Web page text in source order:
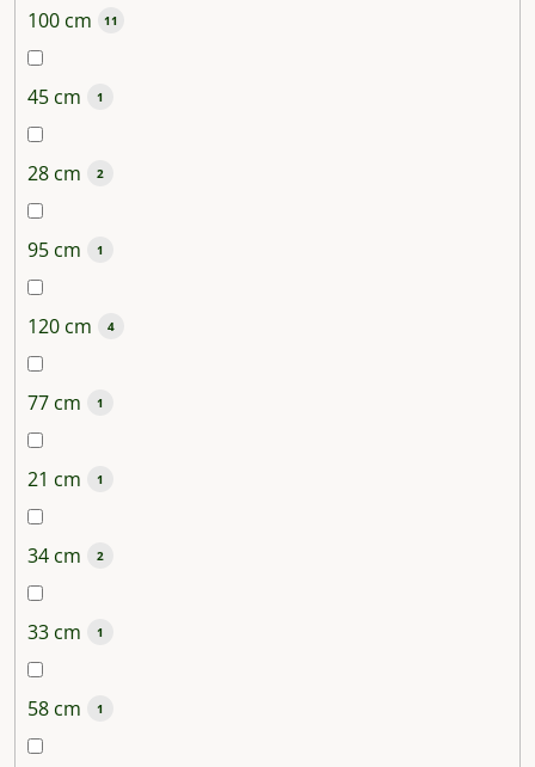
100 cm 11
45 cm 1
28 cm 2
95 cm 1
120 cm 4
77 cm 1
21 cm 1
34 cm 2
33 cm 1
58 cm 1